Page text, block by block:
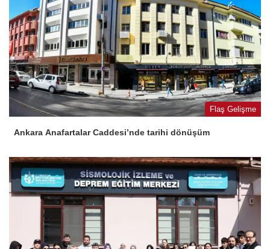
Flaş Gelişme
Ankara Anafartalar Caddesi’nde tarihi dönüşüm